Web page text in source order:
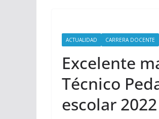
ACTUALIDAD CARRERA DOCENTE
Excelente
Técnico
escolar